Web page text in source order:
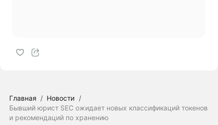
Главная / Новости /
Бывший юрист SEC ожидает новых классификаций токенов
и рекомендаций по хранению